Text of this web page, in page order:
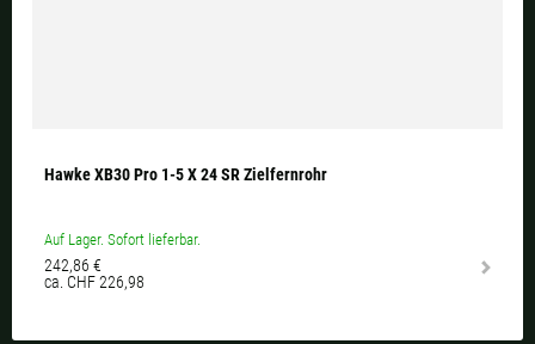
Hawke XB30 Pro 1-5 X 24 SR Zielfernrohr
Auf Lager. Sofort lieferbar.
242,86 €
ca. CHF 226,98